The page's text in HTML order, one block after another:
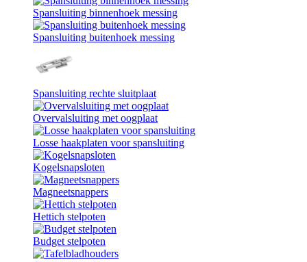
Spansluiting binnenhoek messing
Spansluiting buitenhoek messing
Spansluiting rechte sluitplaat
Overvalsluiting met oogplaat
Losse haakplaten voor spansluiting
Kogelsnapsloten
Magneetsnappers
Hettich stelpoten
Budget stelpoten